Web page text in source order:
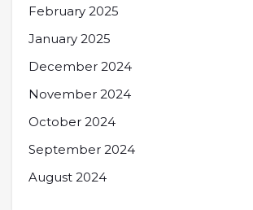
February 2025
January 2025
December 2024
November 2024
October 2024
September 2024
August 2024